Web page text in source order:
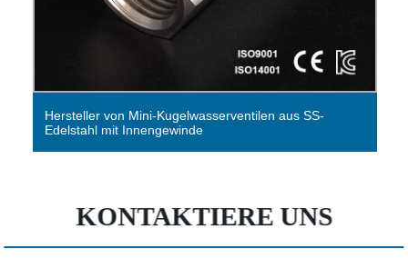
Hersteller von Mini-Kugelwasserventilen aus SS-
Edelstahl mit Innengewinde
KONTAKTIERE UNS